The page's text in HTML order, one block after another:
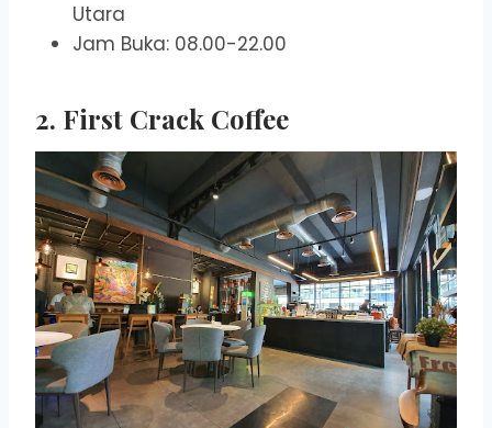
Utara
Jam Buka: 08.00-22.00
2. First Crack Coffee